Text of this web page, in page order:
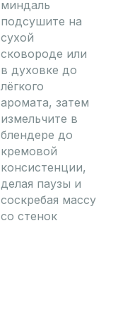
миндаль
подсушите на
сухой
сковороде или
в духовке до
лёгкого
аромата, затем
измельчите в
блендере до
кремовой
консистенции,
делая паузы и
соскребая массу
со стенок